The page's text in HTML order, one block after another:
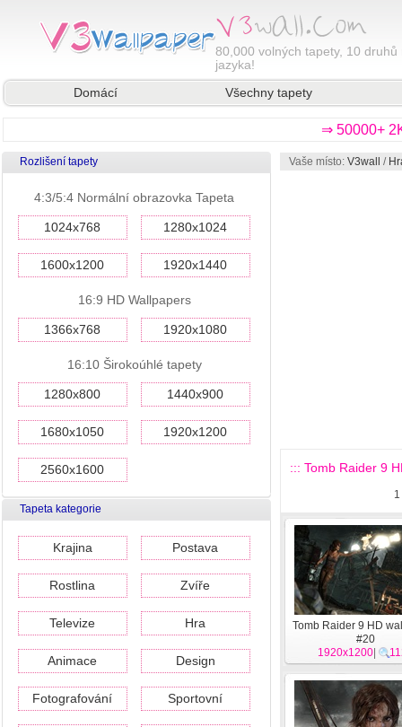
80,000 volných tapety, 10 druhů
jazyka!
Domácí
Všechny tapety
⇒ 50000+
Rozlišení tapety
4:3/5:4 Normální obrazovka Tapeta
1024x768 1280x1024
1600x1200 1920x1440
16:9 HD Wallpapers
1366x768 1920x1080
16:10 Širokoúhlé tapety
1280x800 1440x900
1680x1050 1920x1200
2560x1600
Tapeta kategorie
Krajina Postava
Rostlina Zvíře
Televize Hra
Animace Design
Fotografování Sportovní
Vaše místo: V3wall /
::: Tomb Raider 9
1
Tomb Raider 9 HD
#20
1920x1200